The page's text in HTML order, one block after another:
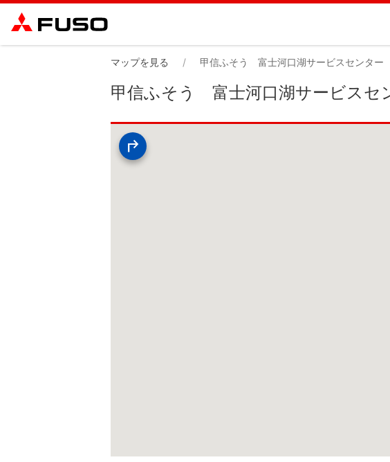
マップを見る 甲信ふそう 富士河口湖サービスセンター
甲信ふそう 富士河口湖サービスセ